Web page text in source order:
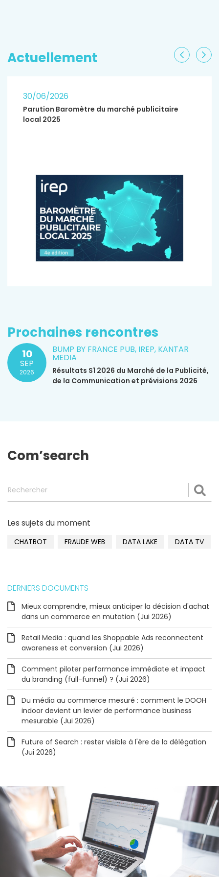
Actuellement
30/06/2026
Parution Baromètre du marché publicitaire
local 2025
Prochaines rencontres
10
SEP
2026
BUMP BY FRANCE PUB, IREP, KANTAR
MEDIA
Résultats S1 2026 du Marché de la Publicité,
de la Communication et prévisions 2026
Com’search
Les sujets du moment
CHATBOT FRAUDE WEB DATA LAKE DATA TV
DERNIERS DOCUMENTS
Mieux comprendre, mieux anticiper la décision d'achat
dans un commerce en mutation (Jui 2026)
Retail Media : quand les Shoppable Ads reconnectent
awareness et conversion (Jui 2026)
Comment piloter performance immédiate et impact
du branding (full-funnel) ? (Jui 2026)
Du média au commerce mesuré : comment le DOOH
indoor devient un levier de performance business
mesurable (Jui 2026)
Future of Search : rester visible à l'ère de la délégation
(Jui 2026)